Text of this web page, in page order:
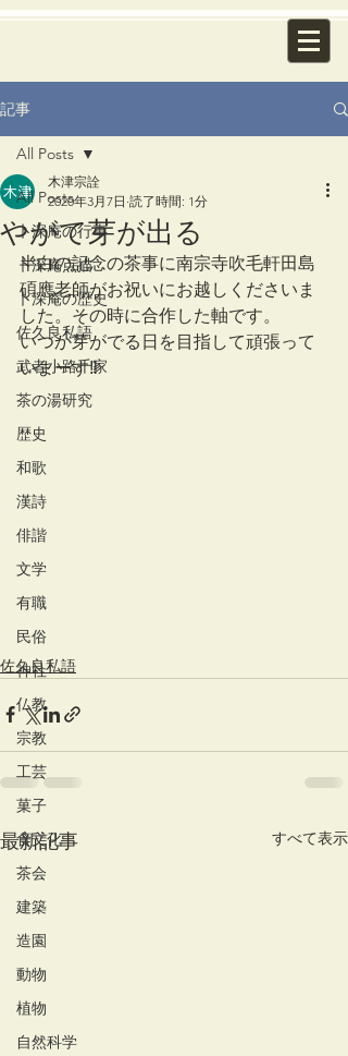
記事
All Posts
卜深庵の行事
卜深庵点描
卜深庵の歴史
佐久良私語
武者小路千家
茶の湯研究
歴史
和歌
漢詩
俳諧
文学
有職
民俗
神社
仏教
宗教
工芸
菓子
食文化
茶会
建築
造園
動物
植物
自然科学
All Posts
やがて芽が出る
木津宗詮
2020年3月7日 読了時間: 1分
半白の記念の茶事に南宗寺吹毛軒田島
碩應老師がお祝いにお越しくださいま
した。その時に合作した軸です。
いつか芽がでる日を目指して頑張って
いまーす‼︎
佐久良私語
最新記事 すべて表示